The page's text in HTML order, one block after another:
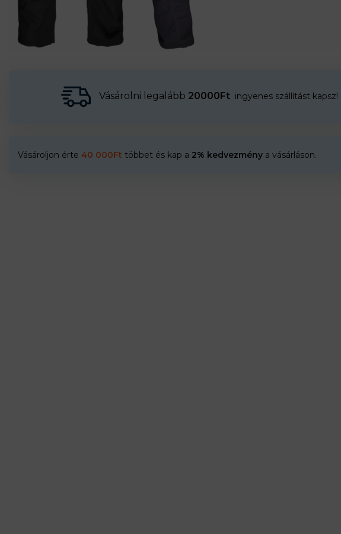
Vásárolni legalább 20000Ft ingyenes szállítást kapsz!
Vásároljon érte 40 000Ft többet és kap a 2% kedvezmény a vásárláson.